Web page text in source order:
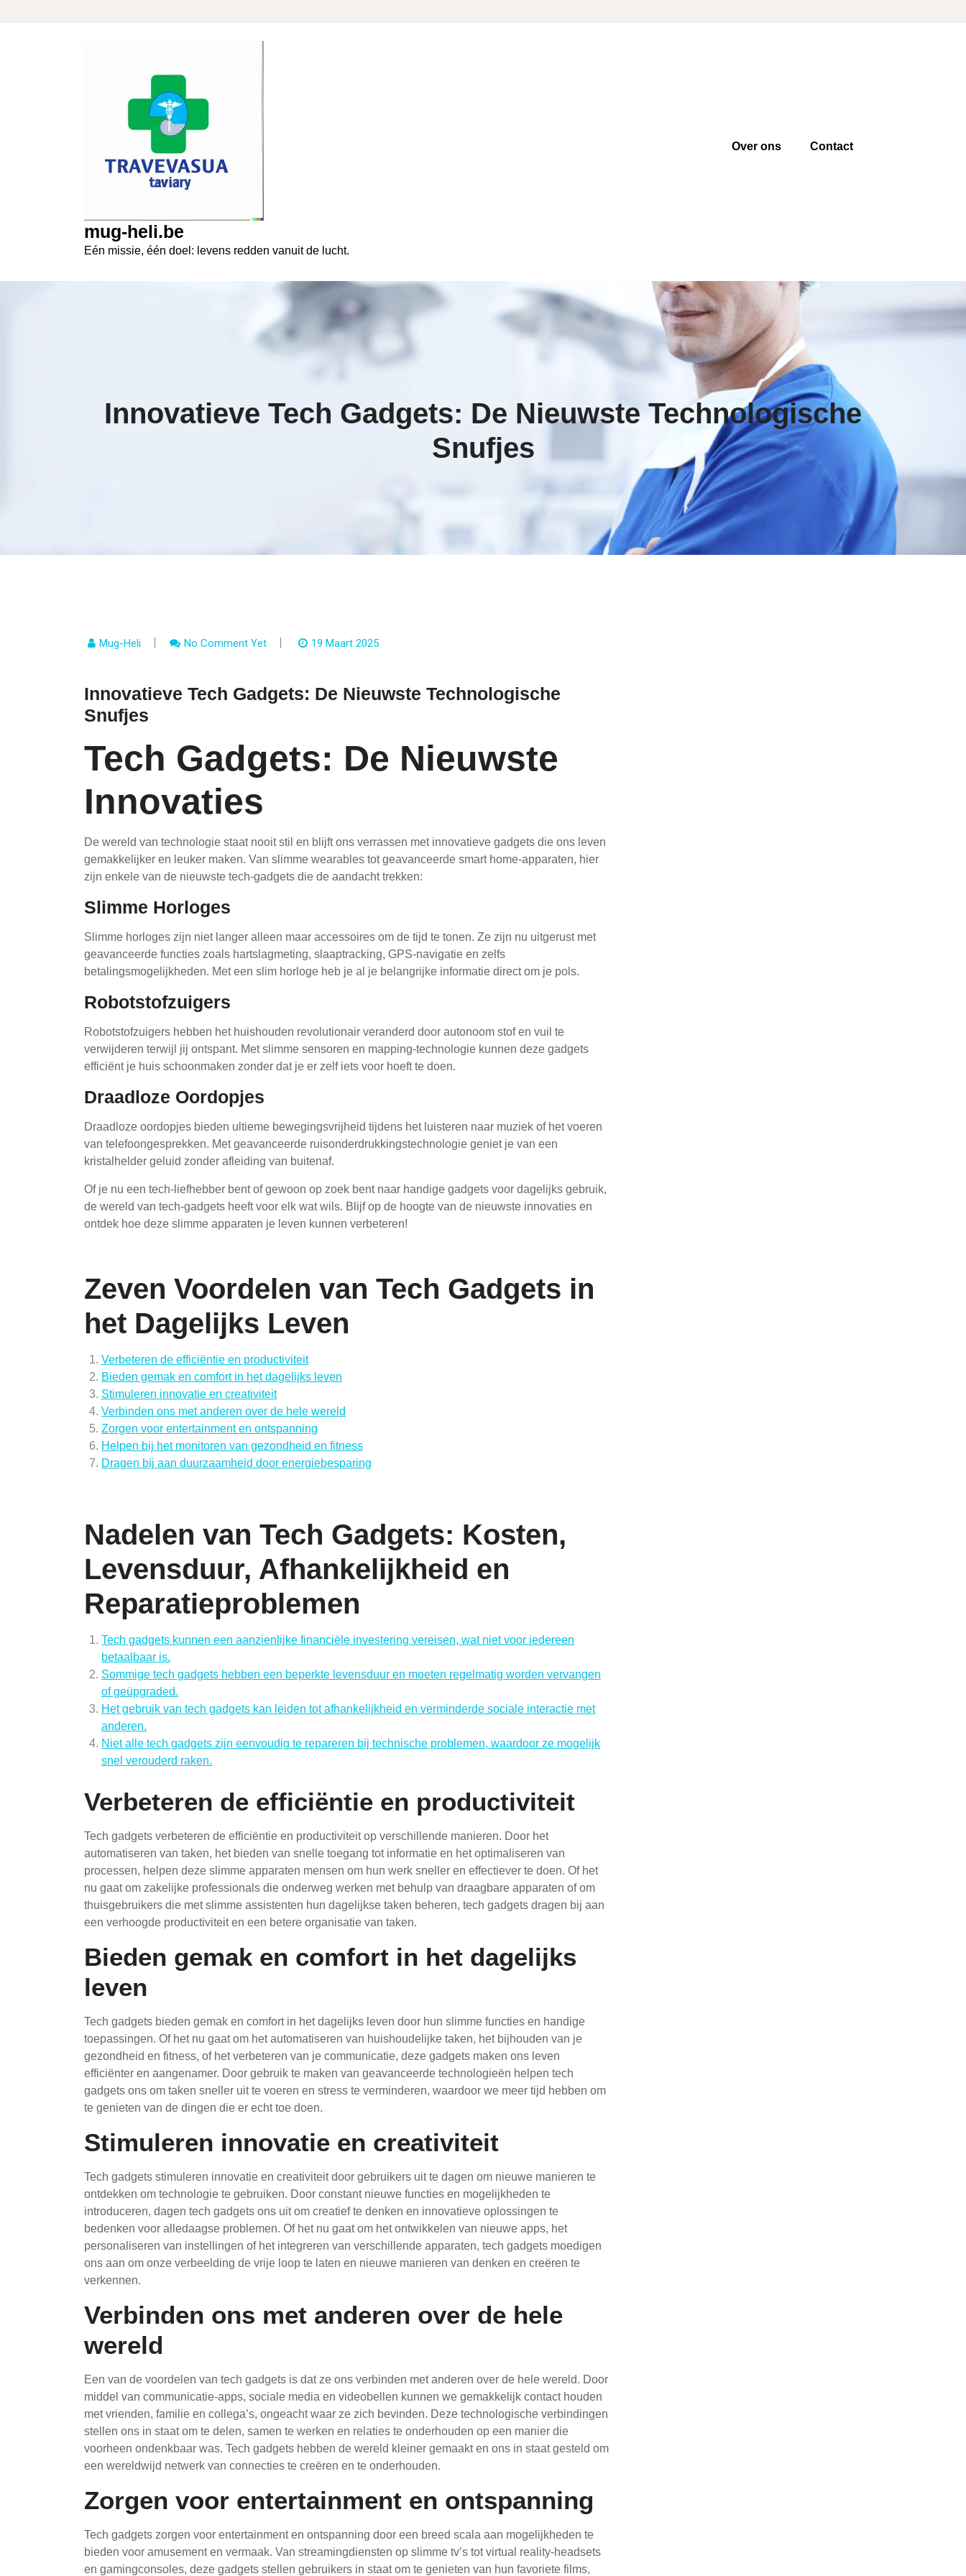
mug-heli.be
Eén missie, één doel: levens redden vanuit de lucht.
Over ons Contact
Innovatieve Tech Gadgets: De Nieuwste Technologische
Snufjes
Mug-Heli No Comment Yet 19 Maart 2025
Innovatieve Tech Gadgets: De Nieuwste Technologische
Snufjes
Tech Gadgets: De Nieuwste
Innovaties
De wereld van technologie staat nooit stil en blijft ons verrassen met innovatieve gadgets die ons leven
gemakkelijker en leuker maken. Van slimme wearables tot geavanceerde smart home-apparaten, hier
zijn enkele van de nieuwste tech-gadgets die de aandacht trekken:
Slimme Horloges
Slimme horloges zijn niet langer alleen maar accessoires om de tijd te tonen. Ze zijn nu uitgerust met
geavanceerde functies zoals hartslagmeting, slaaptracking, GPS-navigatie en zelfs
betalingsmogelijkheden. Met een slim horloge heb je al je belangrijke informatie direct om je pols.
Robotstofzuigers
Robotstofzuigers hebben het huishouden revolutionair veranderd door autonoom stof en vuil te
verwijderen terwijl jij ontspant. Met slimme sensoren en mapping-technologie kunnen deze gadgets
efficiënt je huis schoonmaken zonder dat je er zelf iets voor hoeft te doen.
Draadloze Oordopjes
Draadloze oordopjes bieden ultieme bewegingsvrijheid tijdens het luisteren naar muziek of het voeren
van telefoongesprekken. Met geavanceerde ruisonderdrukkingstechnologie geniet je van een
kristalhelder geluid zonder afleiding van buitenaf.
Of je nu een tech-liefhebber bent of gewoon op zoek bent naar handige gadgets voor dagelijks gebruik,
de wereld van tech-gadgets heeft voor elk wat wils. Blijf op de hoogte van de nieuwste innovaties en
ontdek hoe deze slimme apparaten je leven kunnen verbeteren!
Zeven Voordelen van Tech Gadgets in
het Dagelijks Leven
Verbeteren de efficiëntie en productiviteit
Bieden gemak en comfort in het dagelijks leven
Stimuleren innovatie en creativiteit
Verbinden ons met anderen over de hele wereld
Zorgen voor entertainment en ontspanning
Helpen bij het monitoren van gezondheid en fitness
Dragen bij aan duurzaamheid door energiebesparing
Nadelen van Tech Gadgets: Kosten,
Levensduur, Afhankelijkheid en
Reparatieproblemen
Tech gadgets kunnen een aanzienlijke financiële investering vereisen, wat niet voor iedereen
betaalbaar is.
Sommige tech gadgets hebben een beperkte levensduur en moeten regelmatig worden vervangen
of geüpgraded.
Het gebruik van tech gadgets kan leiden tot afhankelijkheid en verminderde sociale interactie met
anderen.
Niet alle tech gadgets zijn eenvoudig te repareren bij technische problemen, waardoor ze mogelijk
snel verouderd raken.
Verbeteren de efficiëntie en productiviteit
Tech gadgets verbeteren de efficiëntie en productiviteit op verschillende manieren. Door het
automatiseren van taken, het bieden van snelle toegang tot informatie en het optimaliseren van
processen, helpen deze slimme apparaten mensen om hun werk sneller en effectiever te doen. Of het
nu gaat om zakelijke professionals die onderweg werken met behulp van draagbare apparaten of om
thuisgebruikers die met slimme assistenten hun dagelijkse taken beheren, tech gadgets dragen bij aan
een verhoogde productiviteit en een betere organisatie van taken.
Bieden gemak en comfort in het dagelijks
leven
Tech gadgets bieden gemak en comfort in het dagelijks leven door hun slimme functies en handige
toepassingen. Of het nu gaat om het automatiseren van huishoudelijke taken, het bijhouden van je
gezondheid en fitness, of het verbeteren van je communicatie, deze gadgets maken ons leven
efficiënter en aangenamer. Door gebruik te maken van geavanceerde technologieën helpen tech
gadgets ons om taken sneller uit te voeren en stress te verminderen, waardoor we meer tijd hebben om
te genieten van de dingen die er echt toe doen.
Stimuleren innovatie en creativiteit
Tech gadgets stimuleren innovatie en creativiteit door gebruikers uit te dagen om nieuwe manieren te
ontdekken om technologie te gebruiken. Door constant nieuwe functies en mogelijkheden te
introduceren, dagen tech gadgets ons uit om creatief te denken en innovatieve oplossingen te
bedenken voor alledaagse problemen. Of het nu gaat om het ontwikkelen van nieuwe apps, het
personaliseren van instellingen of het integreren van verschillende apparaten, tech gadgets moedigen
ons aan om onze verbeelding de vrije loop te laten en nieuwe manieren van denken en creëren te
verkennen.
Verbinden ons met anderen over de hele
wereld
Een van de voordelen van tech gadgets is dat ze ons verbinden met anderen over de hele wereld. Door
middel van communicatie-apps, sociale media en videobellen kunnen we gemakkelijk contact houden
met vrienden, familie en collega’s, ongeacht waar ze zich bevinden. Deze technologische verbindingen
stellen ons in staat om te delen, samen te werken en relaties te onderhouden op een manier die
voorheen ondenkbaar was. Tech gadgets hebben de wereld kleiner gemaakt en ons in staat gesteld om
een wereldwijd netwerk van connecties te creëren en te onderhouden.
Zorgen voor entertainment en ontspanning
Tech gadgets zorgen voor entertainment en ontspanning door een breed scala aan mogelijkheden te
bieden voor amusement en vermaak. Van streamingdiensten op slimme tv’s tot virtual reality-headsets
en gamingconsoles, deze gadgets stellen gebruikers in staat om te genieten van hun favoriete films,